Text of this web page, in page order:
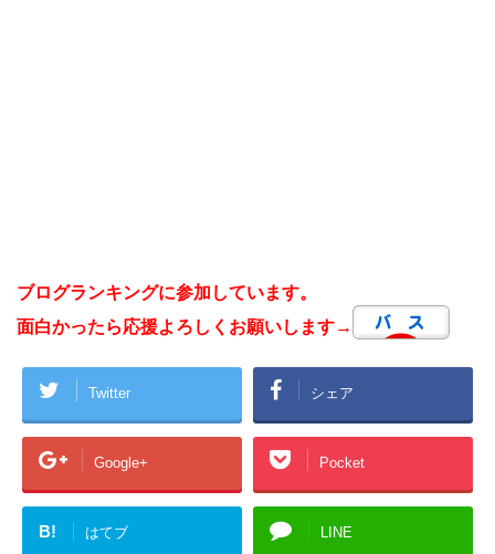
ブログランキングに参加しています。
面白かったら応援よろしくお願いします→
Twitter シェア
Google+ Pocket
B! はてブ LINE